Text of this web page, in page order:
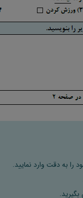
را به دقت وارد نمایید.